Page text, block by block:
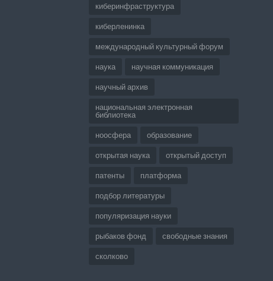
киберинфраструктура
киберленинка
международный культурный форум
наука научная коммуникация
научный архив
национальная электронная
библиотека
ноосфера образование
открытая наука открытый доступ
патенты платформа
подбор литературы
популяризация науки
рыбаков фонд свободные знания
сколково